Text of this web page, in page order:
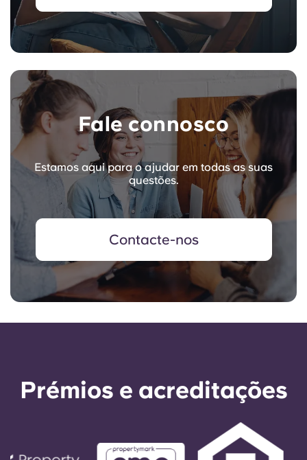
Fale connosco
Estamos aqui para o ajudar em todas as suas
questões.
Contacte-nos
Prémios e acreditações